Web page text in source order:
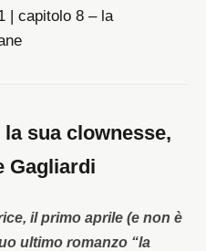
sua clownesse,
Gagliardi
il primo aprile (e non è
ultimo romanzo “la